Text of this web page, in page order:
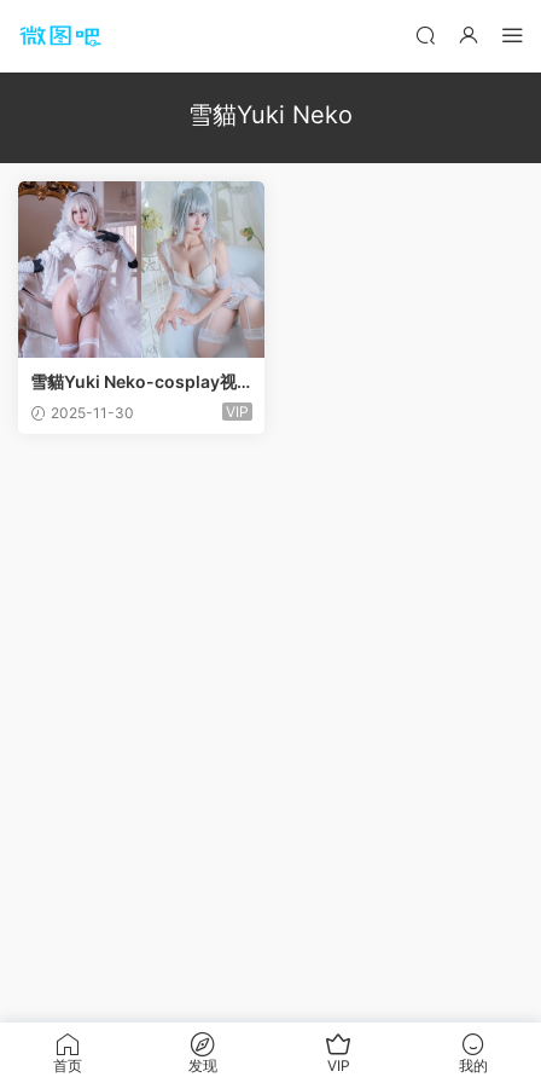
雪貓Yuki Neko
雪貓Yuki Neko-cosplay视
图作品合集[33套]
2025-11-30 VIP
首页 发现 VIP 我的